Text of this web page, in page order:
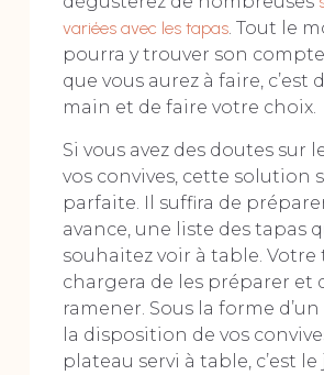
variées avec les tapas. Tout le
pourra y trouver son
que vous aurez à faire, c’est
main et de faire votre choix.
Si vous avez des doutes sur
vos convives, cette solution
parfaite. Il suffira de
avance, une liste des tapas
souhaitez voir à table. Votre
chargera de les préparer et
ramener. Sous la forme
la disposition de vos
plateau servi à table, c’est